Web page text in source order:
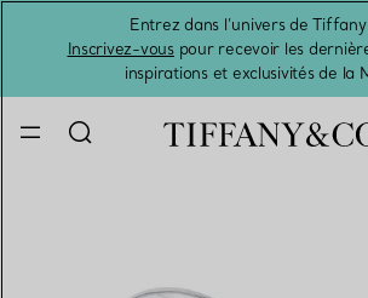
Entrez dans l’univers de
Inscrivez-vouspour recevoir les
inspirations et exclusivités de la